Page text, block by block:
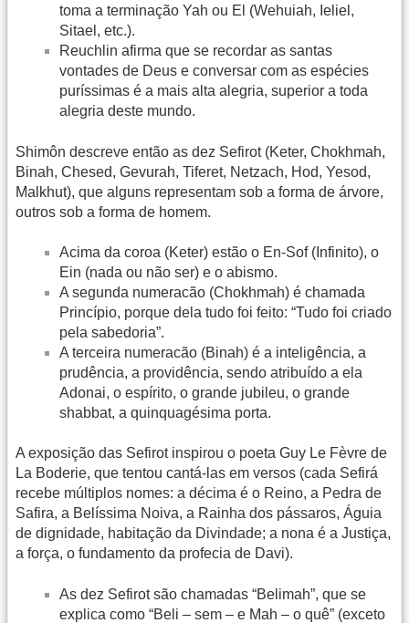
toma a terminação Yah ou El (Wehuiah, Ieliel,
Sitael, etc.).
Reuchlin afirma que se recordar as santas
vontades de Deus e conversar com as espécies
puríssimas é a mais alta alegria, superior a toda
alegria deste mundo.
Shimôn descreve então as dez Sefirot (Keter, Chokhmah,
Binah, Chesed, Gevurah, Tiferet, Netzach, Hod, Yesod,
Malkhut), que alguns representam sob a forma de árvore,
outros sob a forma de homem.
Acima da coroa (Keter) estão o En-Sof (Infinito), o
Ein (nada ou não ser) e o abismo.
A segunda numeracão (Chokhmah) é chamada
Princípio, porque dela tudo foi feito: “Tudo foi criado
pela sabedoria”.
A terceira numeracão (Binah) é a inteligência, a
prudência, a providência, sendo atribuído a ela
Adonai, o espírito, o grande jubileu, o grande
shabbat, a quinquagésima porta.
A exposição das Sefirot inspirou o poeta Guy Le Fèvre de
La Boderie, que tentou cantá-las em versos (cada Sefirá
recebe múltiplos nomes: a décima é o Reino, a Pedra de
Safira, a Belíssima Noiva, a Rainha dos pássaros, Águia
de dignidade, habitação da Divindade; a nona é a Justiça,
a força, o fundamento da profecia de Davi).
As dez Sefirot são chamadas “Belimah”, que se
explica como “Beli – sem – e Mah – o quê” (exceto